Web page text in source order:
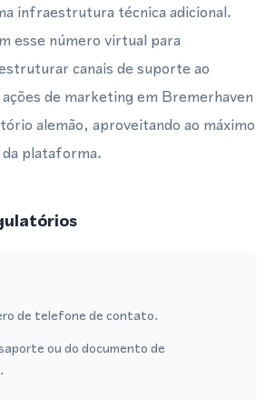
infraestrutura técnica adicional.
esse número virtual para
canais de suporte ao
de marketing em Bremerhaven
alemão, aproveitando ao máximo
plataforma.
de telefone de contato.
ou do documento de